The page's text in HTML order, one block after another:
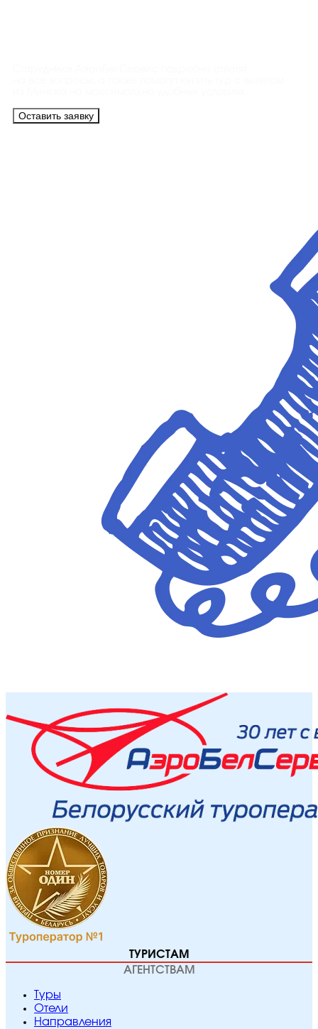
Оставить заявку
ТУРИСТАМ
АГЕНТСТВАМ
Туры
Отели
Направления